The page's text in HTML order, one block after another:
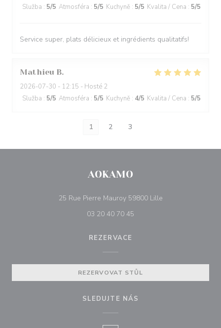
Služba : 5/5 Atmosféra : 5/5 Kuchyně : 5/5 Kvalita / Cena : 5/5
Service super, plats délicieux et ingrédients qualitatifs!
Mathieu B
2026-07-30 - 12:15 - Hosté 2
Služba : 5/5 Atmosféra : 5/5 Kuchyně : 4/5 Kvalita / Cena : 5/5
1 2 3
AOKAMO
25 Rue Pierre Mauroy 59800 Lille((otevře se v
03 20 40 70 45
REZERVACE
REZERVOVAT STŮL
SLEDUJTE NÁS